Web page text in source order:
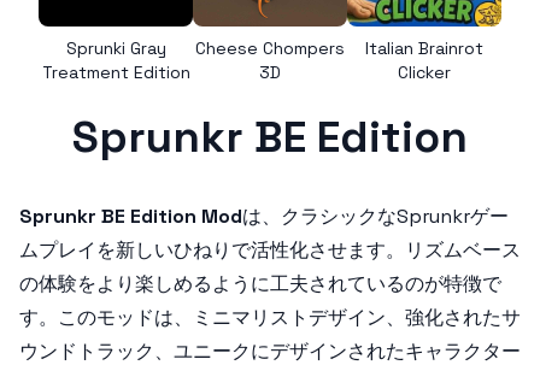
Sprunki Gray
Treatment Edition
Cheese Chompers
3D
Italian Brainrot
Clicker
Sprunkr BE Edition
Sprunkr BE Edition Modは、クラシックなSprunkrゲー
ムプレイを新しいひねりで活性化させます。リズムベース
の体験をより楽しめるように工夫されているのが特徴で
す。このモッドは、ミニマリストデザイン、強化されたサ
ウンドトラック、ユニークにデザインされたキャラクター